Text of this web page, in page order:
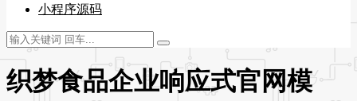
小程序源码
织梦食品企业响应式官网模